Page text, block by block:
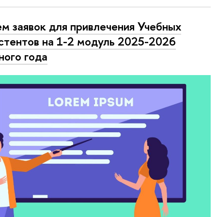
заявок для привлечения Учебных
на 1-2 модуль 2025-2026
года